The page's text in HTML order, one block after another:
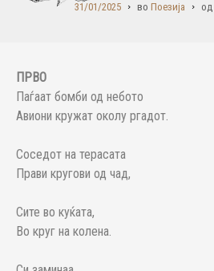
31/01/2025 во Поезија од
ПРВО
Паѓаат бомби од небото
Авиони кружат околу ргадот.
Соседот на терасата
Прави кругови од чад,
Сите во куќата,
Во круг на колена.